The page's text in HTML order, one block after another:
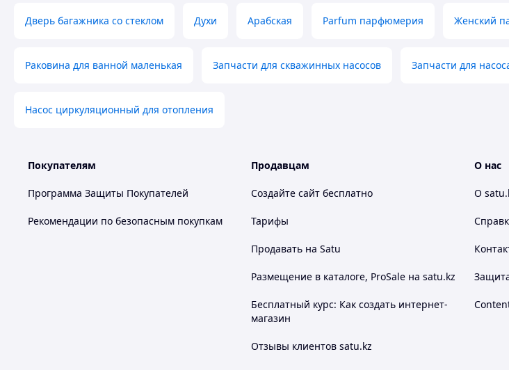
Дверь багажника со стеклом Духи Арабская Parfum парфюмерия Женский
Раковина для ванной маленькая Запчасти для скважинных насосов Запчасти для
Насос циркуляционный для отопления
Покупателям
Программа Защиты Покупателей
Рекомендации по безопасным покупкам
Продавцам
Создайте сайт бесплатно
Тарифы
Продавать на Satu
Размещение в каталоге, ProSale на satu.kz
Бесплатный курс: Как создать интернет-
магазин
Отзывы клиентов satu.kz
О нас
О